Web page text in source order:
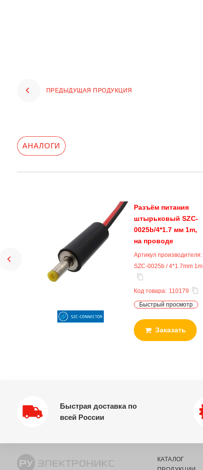
ПРЕДЫДУЩАЯ ПРОДУКЦИЯ
АНАЛОГИ
Разъём питания
штырьковый SZC-
0025b/4*1.7 мм 1m,
на проводе
Артикул производителя:
SZC-0025b / 4*1.7mm 1m
Код товара: 110179
Быстрый просмотр
Заказать
Быстрая доставка по
всей России
КАТАЛОГ